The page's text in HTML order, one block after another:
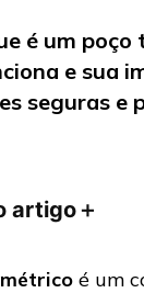
é um
e sua
seguras e
artigo＋
é um